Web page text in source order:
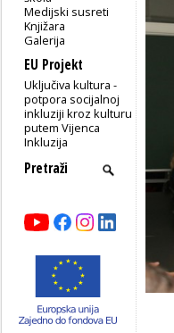
Medijski susreti
Knjižara
Galerija
EU Projekt
Uključiva kultura -
potpora socijalnoj
inkluziji kroz kulturu
putem Vijenca
Inkluzija